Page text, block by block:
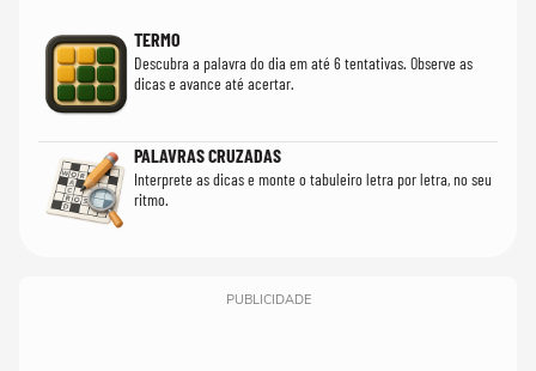
TERMO
Descubra a palavra do dia em até 6 tentativas. Observe as
dicas e avance até acertar.
PALAVRAS CRUZADAS
Interprete as dicas e monte o tabuleiro letra por letra, no seu
ritmo.
PUBLICIDADE